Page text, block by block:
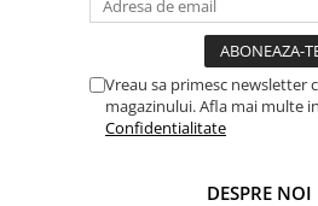
Vreau sa primesc newsletter
magazinului. Afla mai multe in
Confidentialitate
DESPRE NOI